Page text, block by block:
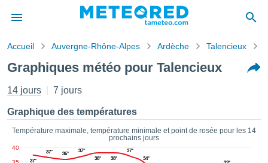
de
a
par
Accueil Auvergne-Rhône-Alpes Ardèche Talencieux
Graphiques météo pour Talencieux
14 jours 7 jours
Graphique des températures
Température maximale, température minimale et point de rosée pour les 14
prochains jours
40
37°
37° 36°
37°
38°
38°
37°
34°